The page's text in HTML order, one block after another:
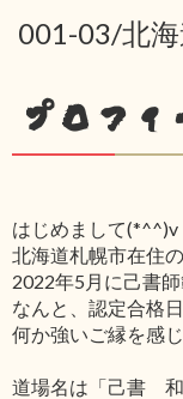
001-03/北
プロフィ
はじめまして(*^^)v
北海道札幌市在住
2022年5月に己書
なんと、認定合格
何か強いご縁を感
道場名は「己書 和